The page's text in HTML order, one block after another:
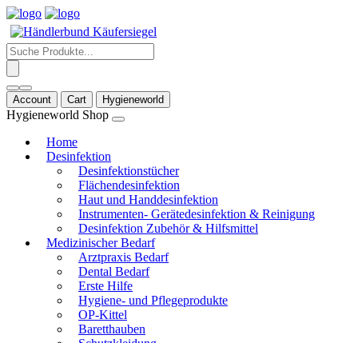
Products
search
Account Cart Hygieneworld
Hygieneworld Shop
Home
Desinfektion
Desinfektionstücher
Flächendesinfektion
Haut und Handdesinfektion
Instrumenten- Gerätedesinfektion & Reinigung
Desinfektion Zubehör & Hilfsmittel
Medizinischer Bedarf
Arztpraxis Bedarf
Dental Bedarf
Erste Hilfe
Hygiene- und Pflegeprodukte
OP-Kittel
Baretthauben